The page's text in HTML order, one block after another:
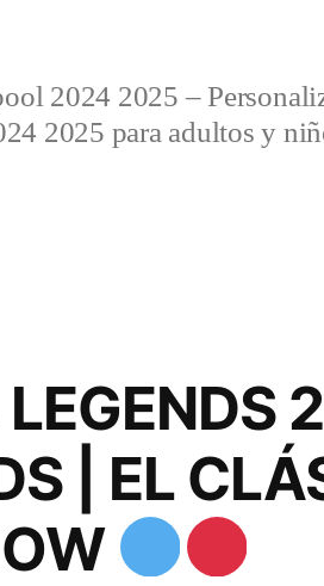
2024 2025 –
2025 para adultos y
| EL